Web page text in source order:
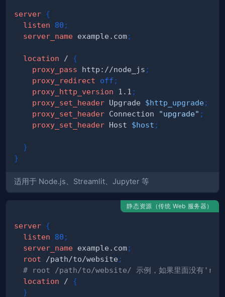
server {
listen
80 ;
server_name example.com;
location /
{
proxy_pass http://node_js ;
proxy_redirect
off ;
proxy_http_version 1.1 ;
proxy_set_header Upgrade $http_upgrade;
proxy_set_header Connection "upgrade" ;
proxy_set_header Host $host ;
}
}
适用于 Node.js、Streamlit、Jupyter 等
静态资源（传统 Web 服务器）
server {
listen
80 ;
server_name example.com;
root /path/to/website ;
# root /path/to/website/ 示例，如果里面没有
location /
{
}